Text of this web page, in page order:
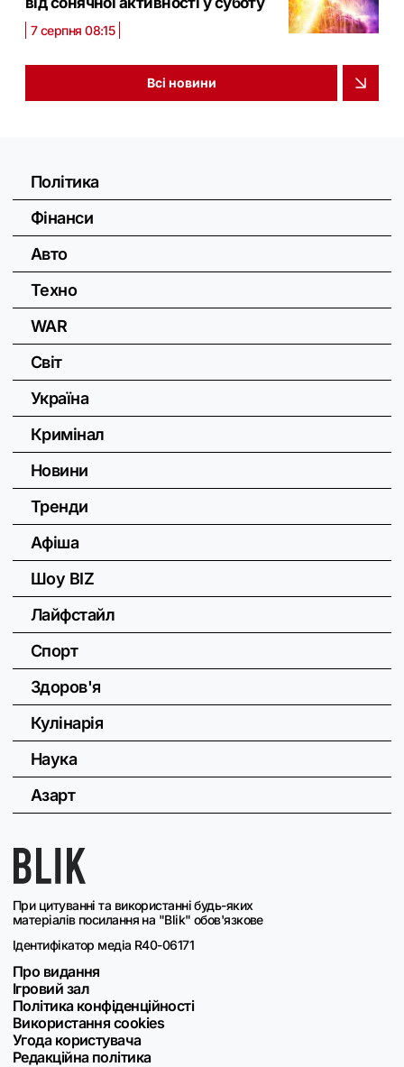
7 серпня 08:15
Всі новини
При цитуванні та використанні будь-яких
матеріалів посилання на "Blik" обов'язкове
Ідентифікатор медіа R40-06171
Про видання
Ігровий зал
Політика конфіденційності
Використання cookies
Угода користувача
Редакційна політика
Політика
Фінанси
Авто
Техно
WAR
Світ
Україна
Кримінал
Новини
Тренди
Афіша
Шоу BIZ
Лайфстайл
Спорт
Здоров'я
Кулінарія
Наука
Азарт